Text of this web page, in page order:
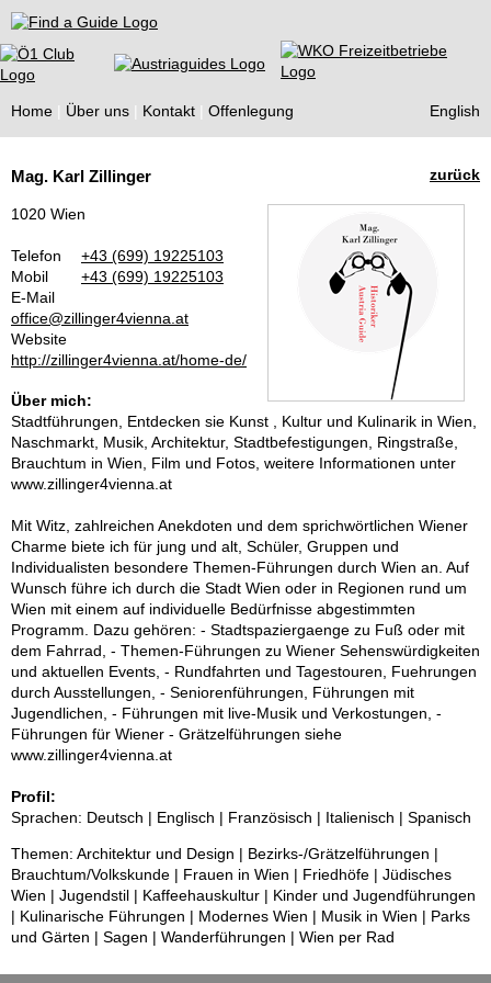
Find a Guide
Home Über uns Kontakt Offenlegung English
Guides
zurück
Mag. Karl Zillinger
1020 Wien
Telefon
+43 (699) 19225103
Mobil
+43 (699) 19225103
E-Mail
office@zillinger4vienna.at
Website
http://zillinger4vienna.at/home-de/
Über mich:
Stadtführungen, Entdecken sie Kunst , Kultur und Kulinarik in Wien,
Naschmarkt, Musik, Architektur, Stadtbefestigungen, Ringstraße,
Brauchtum in Wien, Film und Fotos, weitere Informationen unter
www.zillinger4vienna.at
Mit Witz, zahlreichen Anekdoten und dem sprichwörtlichen Wiener
Charme biete ich für jung und alt, Schüler, Gruppen und
Individualisten besondere Themen-Führungen durch Wien an. Auf
Wunsch führe ich durch die Stadt Wien oder in Regionen rund um
Wien mit einem auf individuelle Bedürfnisse abgestimmten
Programm. Dazu gehören: - Stadtspaziergaenge zu Fuß oder mit
dem Fahrrad, - Themen-Führungen zu Wiener Sehenswürdigkeiten
und aktuellen Events, - Rundfahrten und Tagestouren, Fuehrungen
durch Ausstellungen, - Seniorenführungen, Führungen mit
Jugendlichen, - Führungen mit live-Musik und Verkostungen, -
Führungen für Wiener - Grätzelführungen siehe
www.zillinger4vienna.at
Profil:
Sprachen: Deutsch | Englisch | Französisch | Italienisch | Spanisch
Themen: Architektur und Design | Bezirks-/Grätzelführungen |
Brauchtum/Volkskunde | Frauen in Wien | Friedhöfe | Jüdisches
Wien | Jugendstil | Kaffeehauskultur | Kinder und Jugendführungen
| Kulinarische Führungen | Modernes Wien | Musik in Wien | Parks
und Gärten | Sagen | Wanderführungen | Wien per Rad